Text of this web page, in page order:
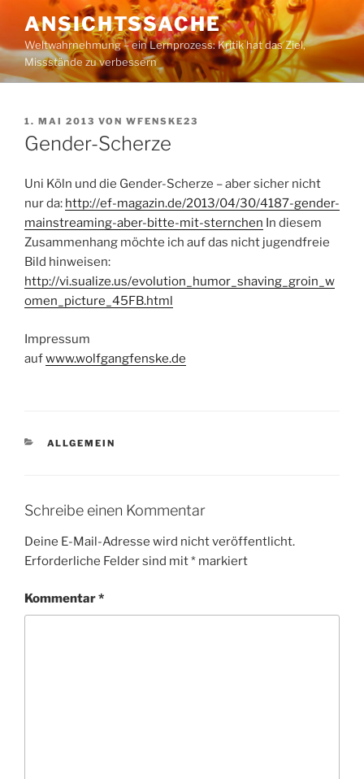
Inhalt
springen
ANSICHTSSACHE
Weltwahrnehmung – ein Lernprozess: Kritik hat das Ziel,
Missstände zu verbessern
VERÖFFENTLICHT
AM
1. MAI 2013 VON WFENSKE23
Gender-Scherze
Uni Köln und die Gender-Scherze – aber sicher nicht
nur da: http://ef-magazin.de/2013/04/30/4187-gender-
mainstreaming-aber-bitte-mit-sternchen In diesem
Zusammenhang möchte ich auf das nicht jugendfreie
Bild hinweisen:
http://vi.sualize.us/evolution_humor_shaving_groin_w
omen_picture_45FB.html
Impressum
aufwww.wolfgangfenske.de
KATEGORIEN
ALLGEMEIN
Schreibe einen Kommentar
Deine E-Mail-Adresse wird nicht veröffentlicht.
Erforderliche Felder sind mit* markiert
Kommentar*